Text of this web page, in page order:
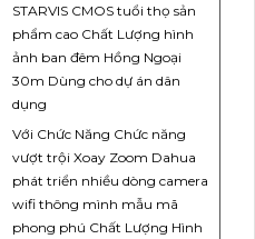
STARVIS CMOS tuổi thọ sản
phẩm cao Chất Lượng hình
ảnh ban đêm Hồng Ngoại
30m Dùng cho dự án dân
dụng
Với Chức Năng Chức năng
vượt trội Xoay Zoom Dahua
phát triển nhiều dòng camera
wifi thông mình mẫu mã
phong phú Chất Lượng Hình